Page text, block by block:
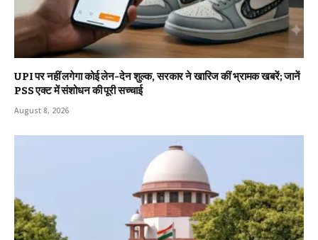
UPI पर नहीं लगेगा कोई लेन-देन शुल्क, सरकार ने खारिज कीं भ्रामक खबरें; जानें
PSS एक्ट में संशोधन की पूरी सच्चाई
August 8, 2026